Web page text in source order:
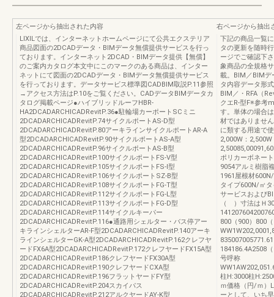
左ページから抽出された内容
LIXILでは、インターネットホームページにて公共エクステリア
商品図面の2DCADデータ・BIMデータ無償提供サービスを行っ
ております。インターネット2DCAD・BIMデータ提供【無償】
のご案内カタログ本文中にこのマークのある商品は、インター
ネットにて図面の2DCADデータ・BIMデータ無償提供サービス
を行っております。データサービス標準図CADBIM取説P.11参照
→アクセス方法はP.10をご覧ください。CADデータBIMデータカ
タログ掲載ページ●ハイブリッドルーフHBR-
HA2DCADARCHICADRevitP.36●駐輪場カーポートSCミニ
2DCADARCHICADRevitP.74サイクルポートAS-D型
2DCADARCHICADRevitP.80アーキラインサイクルポートAR-A
型2DCADARCHICADRevitP.90サイクルポートAS-A型
2DCADARCHICADRevitP.96サイクルポートAS-B型
2DCADARCHICADRevitP.100サイクルポートFS-V型
2DCADARCHICADRevitP.105サイクルポートFS-I型
2DCADARCHICADRevitP.106サイクルポートSZ-B型
2DCADARCHICADRevitP.108サイクルポートFG-T型
2DCADARCHICADRevitP.112サイクルポートFG-L型
2DCADARCHICADRevitP.113サイクルポートFG-D型
2DCADARCHICADRevitP.114サイクルキーパー
2DCADARCHICADRevitP.116●通路用シェルター・バス停アー
キラインシェルターAR-F型2DCADARCHICADRevitP.140アーキ
ラインシェルターGK-A型2DCADARCHICADRevitP.162クレフヤ
ードFX6A型2DCADARCHICADRevitP.172クレフヤードFX15A型
2DCADARCHICADRevitP.186クレフヤードFX30A型
2DCADARCHICADRevitP.190クレフヤードCXA型
2DCADARCHICADRevitP.196フラットヤードFY型
2DCADARCHICADRevitP.204スカイパス
2DCADARCHICADRevitP.212アルクヤードAY-K型
右ページから抽出
下記の商品一覧
タの更新を随時
ージでご確認下
象商品の全規格
載。BIM／BIM
タ内容データ形
BIM／・RFA（
クエR-型F※参考
す。単体の場合
材ではありませ
に類する用途で
2,000W：
ポリカーボネー
9054アルミ樹脂
1961屋根材
タイプ600N/㎡
サービスおよび
（ ）寸法はＨ
800（900）800
184186.4A2508
号呼称
柱H:3000柱
ｍ価格（円/ｍ）
ーとして、いち